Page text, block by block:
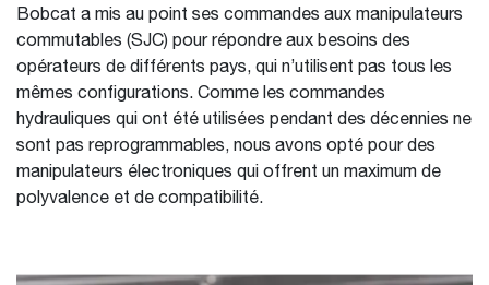
Bobcat a mis au point ses commandes aux manipulateurs
commutables (SJC) pour répondre aux besoins des
opérateurs de différents pays, qui n’utilisent pas tous les
mêmes configurations. Comme les commandes
hydrauliques qui ont été utilisées pendant des décennies ne
sont pas reprogrammables, nous avons opté pour des
manipulateurs électroniques qui offrent un maximum de
polyvalence et de compatibilité.